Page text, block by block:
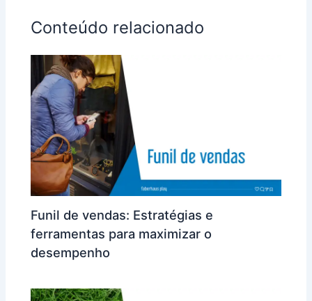
Conteúdo relacionado
Funil de vendas: Estratégias e
ferramentas para maximizar o
desempenho